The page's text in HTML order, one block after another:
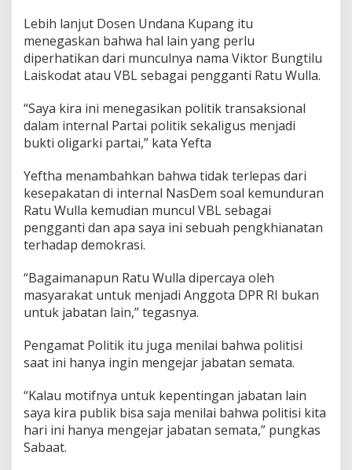
Lebih lanjut Dosen Undana Kupang itu
menegaskan bahwa hal lain yang perlu
diperhatikan dari munculnya nama Viktor Bungtilu
Laiskodat atau VBL sebagai pengganti Ratu Wulla.
“Saya kira ini menegasikan politik transaksional
dalam internal Partai politik sekaligus menjadi
bukti oligarki partai,” kata Yefta
Yeftha menambahkan bahwa tidak terlepas dari
kesepakatan di internal NasDem soal kemunduran
Ratu Wulla kemudian muncul VBL sebagai
pengganti dan apa saya ini sebuah pengkhianatan
terhadap demokrasi.
“Bagaimanapun Ratu Wulla dipercaya oleh
masyarakat untuk menjadi Anggota DPR RI bukan
untuk jabatan lain,” tegasnya.
Pengamat Politik itu juga menilai bahwa politisi
saat ini hanya ingin mengejar jabatan semata.
“Kalau motifnya untuk kepentingan jabatan lain
saya kira publik bisa saja menilai bahwa politisi kita
hari ini hanya mengejar jabatan semata,” pungkas
Sabaat.